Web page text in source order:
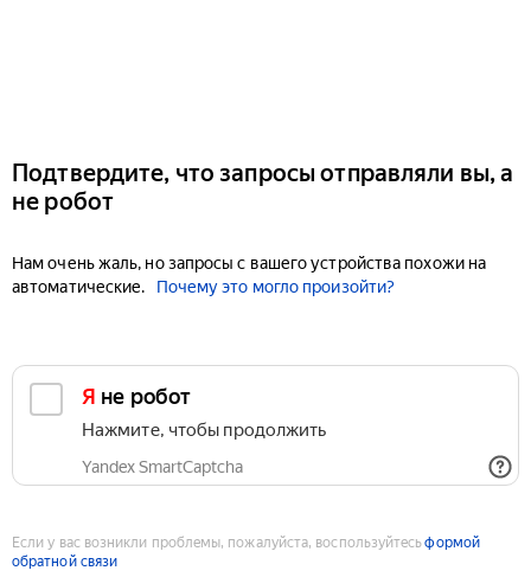
Подтвердите, что запросы отправляли вы, а
не робот
Нам очень жаль, но запросы с вашего устройства похожи на
автоматические.
Почему это могло произойти?
Я не робот
Нажмите, чтобы продолжить
Yandex SmartCaptcha
Если у вас возникли проблемы, пожалуйста, воспользуйтесьформой
обратной связи